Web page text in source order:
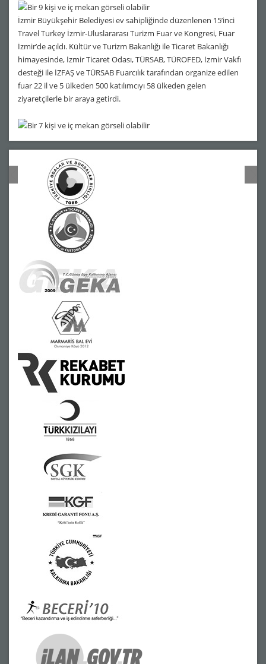
İzmir Büyükşehir Belediyesi ev sahipliğinde düzenlenen 15’inci
Travel Turkey İzmir-Uluslararası Turizm Fuar ve Kongresi, Fuar
İzmir’de açıldı. Kültür ve Turizm Bakanlığı ile Ticaret Bakanlığı
himayesinde, İzmir Ticaret Odası, TÜRSAB, TÜROFED, İzmir Vakfı
desteği ile İZFAŞ ve TÜRSAB Fuarcılık tarafından organize edilen
fuar 22 il ve 5 ülkeden 500 katılımcıyı 58 ülkeden gelen
ziyaretçilerle bir araya getirdi.